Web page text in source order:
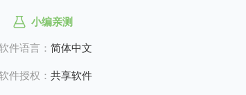
小编亲测
件语言： 简体中文
件授权： 共享软件